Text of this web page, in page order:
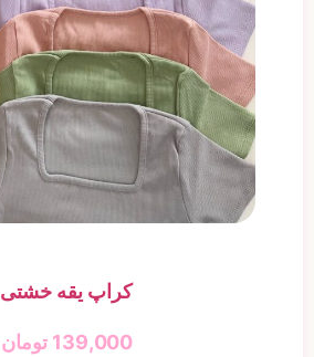
کراپ یقه خشتی
139,000 تومان